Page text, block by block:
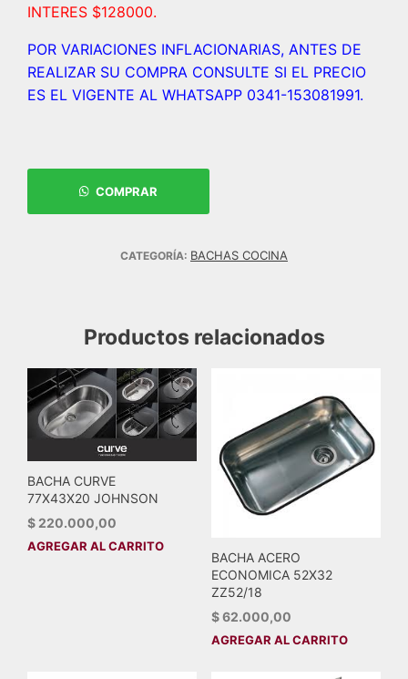
INTERES $128000.
POR VARIACIONES INFLACIONARIAS, ANTES DE
REALIZAR SU COMPRA CONSULTE SI EL PRECIO
ES EL VIGENTE AL WHATSAPP 0341-153081991.
COMPRAR
CATEGORÍA: BACHAS COCINA
Productos relacionados
BACHA CURVE
77X43X20 JOHNSON
$ 220.000,00
AGREGAR AL CARRITO
BACHA ACERO
ECONOMICA 52X32
ZZ52/18
$62.000,00
AGREGAR AL CARRITO